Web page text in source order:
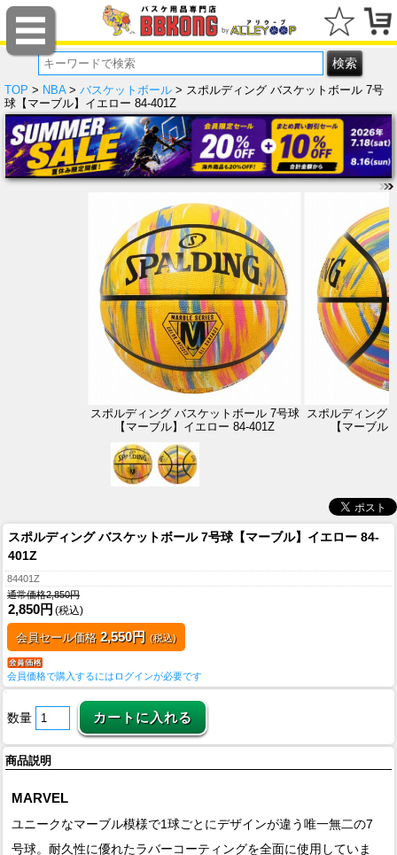
TOP > NBA> バスケットボール > スポルディング バスケットボール 7号
球【マーブル】イエロー 84-401Z
スポルディング バスケットボール 7号球
【マーブル】イエロー 84-401Z
スポルディング
【マーブル
スポルディング バスケットボール 7号球【マーブル】イエロー 84-
401Z
84401Z
通常価格2,850円
2,850円 (税込)
会員セール価格 2,550円 (税込)
会員価格で購入するにはログインが必要です
数量
商品説明
MARVEL
ユニークなマーブル模様で1球ごとにデザインが違う唯一無二の7
号球。耐久性に優れたラバーコーティングを全面に使用していま